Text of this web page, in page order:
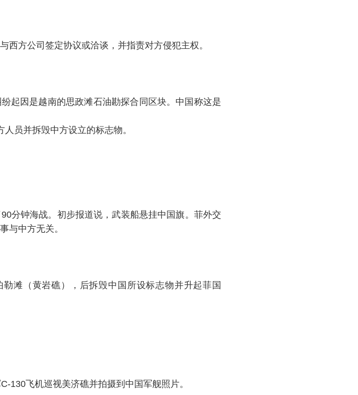
西方公司签定协议或洽谈，并指责对方侵犯主权。
起因是越南的思政滩石油勘探合同区块。中国称这是
员并拆毁中方设立的标志物。
分钟海战。初步报道说，武装船悬挂中国旗。菲外交
与中方无关。
滩（黄岩礁），后拆毁中国所设标志物并升起菲国
130飞机巡视美济礁并拍摄到中国军舰照片。